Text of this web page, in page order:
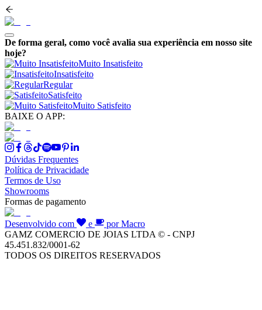
De forma geral, como você avalia sua experiência em nosso site
hoje?
Muito Insatisfeito
Insatisfeito
Regular
Satisfeito
Muito Satisfeito
BAIXE O APP:
Dúvidas Frequentes
Política de Privacidade
Termos de Uso
Showrooms
Formas de pagamento
Desenvolvido com e
por Macro
GAMZ COMERCIO DE JOIAS LTDA © - CNPJ
45.451.832/0001-62
TODOS OS DIREITOS RESERVADOS